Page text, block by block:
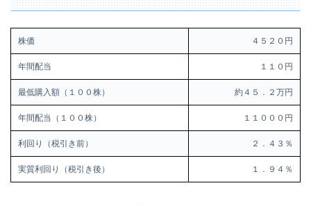
株価 ４５２０円
年間配当 １１０円
最低購入額（１００株） 約４５．２万円
年間配当（１００株） １１０００円
利回り（税引き前） ２．４３％
実質利回り（税引き後） １．９４％